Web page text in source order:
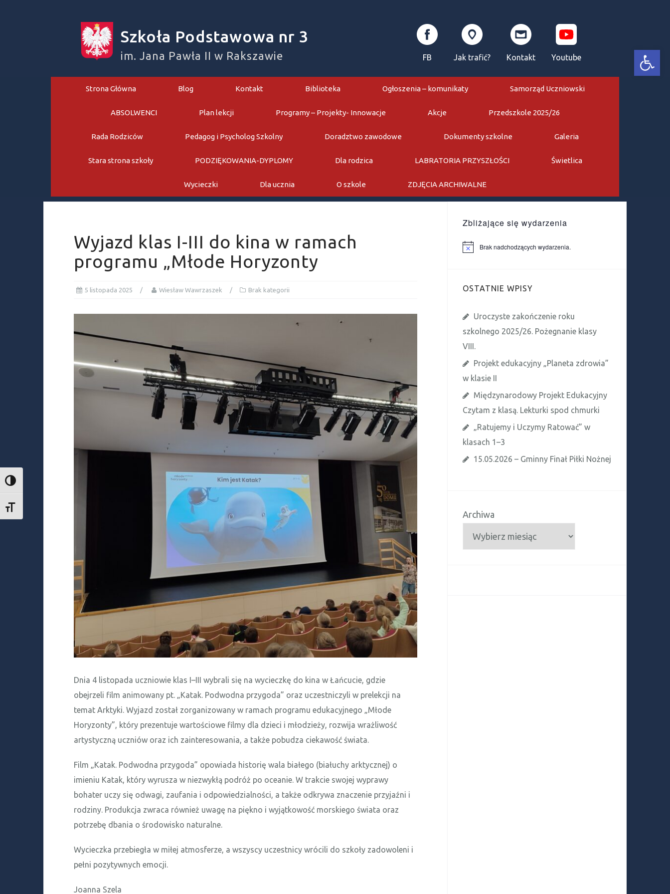
Otwórz pasek narzędzi
TOGGLE HIGH CONTRAST
TOGGLE FONT SIZE
Szkoła Podstawowa nr 3
im. Jana Pawła II w Rakszawie FB Jak trafić? Kontakt Youtube
Strona Główna Blog Kontakt Biblioteka Ogłoszenia – komunikaty Samorząd Uczniowski
ABSOLWENCI Plan lekcji Programy – Projekty- Innowacje Akcje Przedszkole 2025/26
Rada Rodziców Pedagog i Psycholog Szkolny Doradztwo zawodowe Dokumenty szkolne Galeria
Stara strona szkoły PODZIĘKOWANIA-DYPLOMY Dla rodzica LABRATORIA PRZYSZŁOŚCI Świetlica
Wycieczki Dla ucznia O szkole ZDJĘCIA ARCHIWALNE
Wyjazd klas I-III do kina w ramach
programu „Młode Horyzonty
5 listopada 2025 Wiesław Wawrzaszek Brak kategorii
Dnia 4 listopada uczniowie klas I–III wybrali się na wycieczkę do kina w Łańcucie, gdzie
obejrzeli film animowany pt. „Katak. Podwodna przygoda” oraz uczestniczyli w prelekcji na
temat Arktyki. Wyjazd został zorganizowany w ramach programu edukacyjnego „Młode
Horyzonty”, który prezentuje wartościowe filmy dla dzieci i młodzieży, rozwija wrażliwość
artystyczną uczniów oraz ich zainteresowania, a także pobudza ciekawość świata.
Film „Katak. Podwodna przygoda” opowiada historię wala białego (białuchy arktycznej) o
imieniu Katak, który wyrusza w niezwykłą podróż po oceanie. W trakcie swojej wyprawy
bohater uczy się odwagi, zaufania i odpowiedzialności, a także odkrywa znaczenie przyjaźni i
rodziny. Produkcja zwraca również uwagę na piękno i wyjątkowość morskiego świata oraz
potrzebę dbania o środowisko naturalne.
Wycieczka przebiegła w miłej atmosferze, a wszyscy uczestnicy wrócili do szkoły zadowoleni i
pełni pozytywnych emocji.
Joanna Szela
Zbliżające się wydarzenia
d
e
n
e
Brak nadchodzących wydarzenia.
OSTATNIE WPISY
Uroczyste zakończenie roku
szkolnego 2025/26. Pożegnanie klasy
VIII.
Projekt edukacyjny „Planeta zdrowia”
w klasie II
Międzynarodowy Projekt Edukacyjny
Czytam z klasą. Lekturki spod chmurki
„Ratujemy i Uczymy Ratować” w
klasach 1–3
15.05.2026 – Gminny Finał Piłki Nożnej
Archiwa